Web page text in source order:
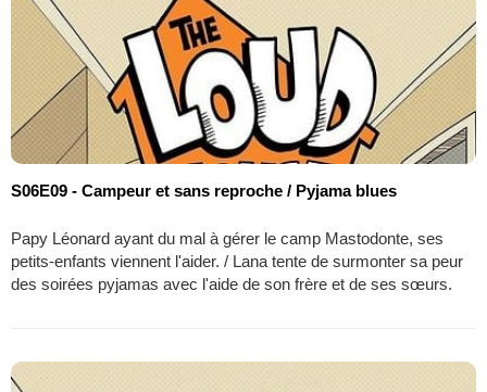
S06E09 - Campeur et sans reproche / Pyjama blues
Papy Léonard ayant du mal à gérer le camp Mastodonte, ses
petits-enfants viennent l'aider. / Lana tente de surmonter sa peur
des soirées pyjamas avec l'aide de son frère et de ses sœurs.